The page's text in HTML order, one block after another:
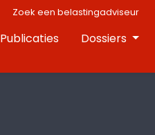
Zoek een belastingadviseur
Publicaties Dossiers